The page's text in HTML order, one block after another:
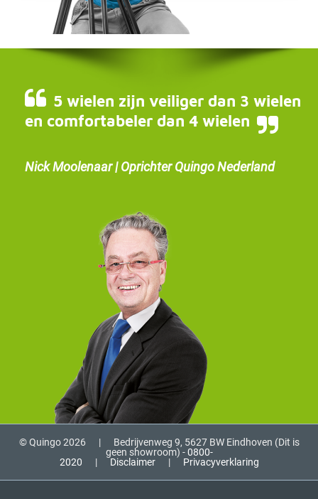
5 wielen zijn veiliger dan 3 wielen
en comfortabeler dan 4 wielen
Nick Moolenaar | Oprichter Quingo Nederland
© Quingo 2026 |
Bedrijvenweg 9, 5627 BW Eindhoven (Dit is
geen showroom) -0800-
2020
| Disclaimer | Privacyverklaring